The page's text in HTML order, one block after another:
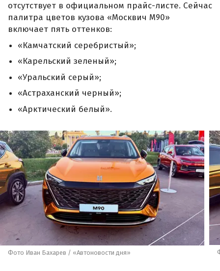
отсутствует в официальном прайс-листе. Сейчас
палитра цветов кузова «Москвич М90»
включает пять оттенков:
«Камчатский серебристый»;
«Карельский зеленый»;
«Уральский серый»;
«Астраханский черный»;
«Арктический белый».
Фото Иван Бахарев / «Автоновости дня»